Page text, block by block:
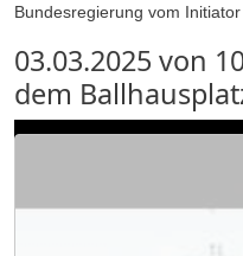
Bundesregierung vom
03.03.2025 von
dem